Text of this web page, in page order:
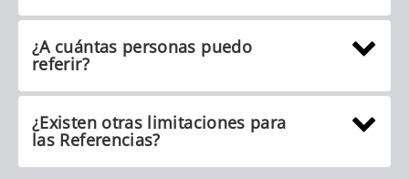
¿A cuántas personas puedo
referir?
¿Existen otras limitaciones para
las Referencias?